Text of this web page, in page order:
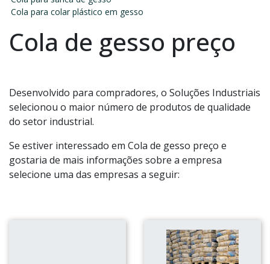
Cola para colar plástico em gesso
Cola de gesso preço
Desenvolvido para compradores, o Soluções Industriais
selecionou o maior número de produtos de qualidade
do setor industrial.
Se estiver interessado em Cola de gesso preço e
gostaria de mais informações sobre a empresa
selecione uma das empresas a seguir: